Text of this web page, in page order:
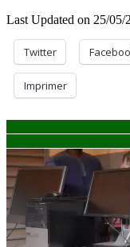
Last Updated on 25/05/
Twitter
Imprimer
Navigation
de
l’article